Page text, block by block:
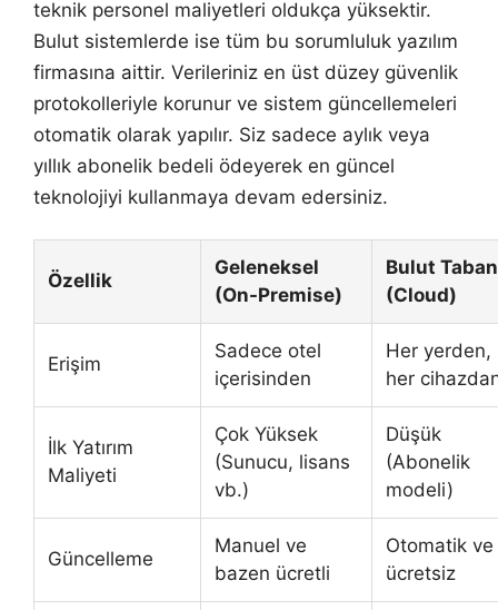
teknik personel maliyetleri oldukça yüksektir.
Bulut sistemlerde ise tüm bu sorumluluk yazılım
firmasına aittir. Verileriniz en üst düzey güvenlik
protokolleriyle korunur ve sistem güncellemeleri
otomatik olarak yapılır. Siz sadece aylık veya
yıllık abonelik bedeli ödeyerek en güncel
teknolojiyi kullanmaya devam edersiniz.
Özellik
Geleneksel
(On-Premise)
Bulut
(Cloud)
Erişim
Sadece otel
içerisinden
Her yerden,
her
İlk Yatırım
Maliyeti
Çok Yüksek
(Sunucu, lisans
vb.)
Düşük
(Abonelik
modeli)
Güncelleme
Manuel ve
bazen ücretli
Otomatik ve
ücretsiz